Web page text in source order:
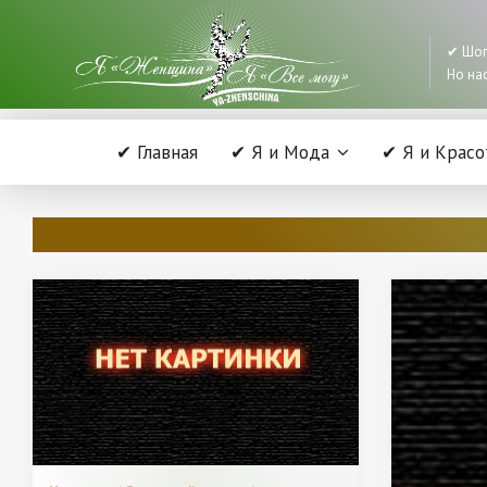
✔
Но
✔ Главная ✔ Я и Мода ✔ Я и